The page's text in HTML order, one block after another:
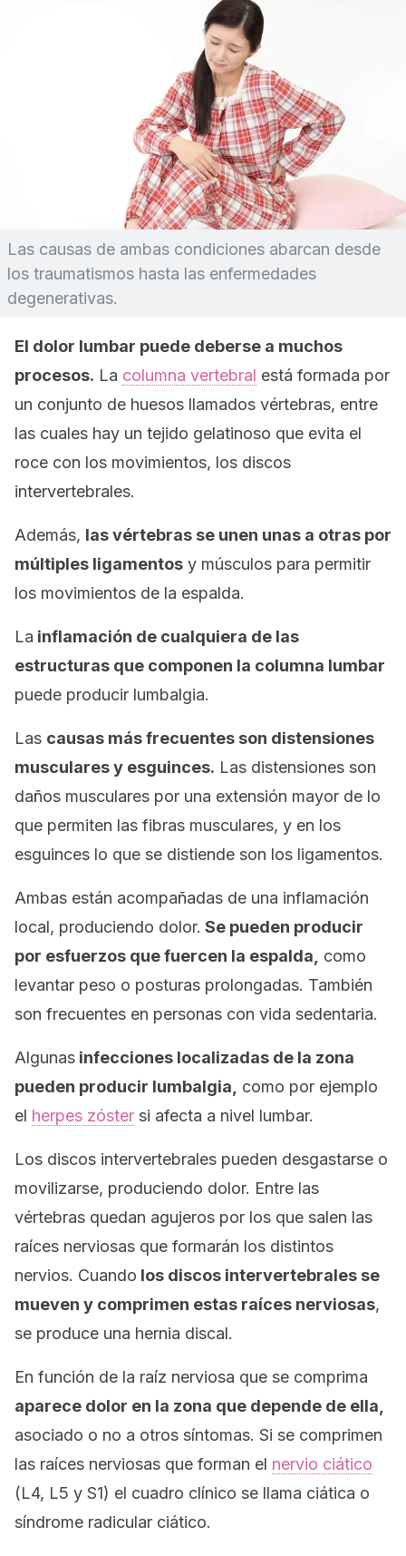
Las causas de ambas condiciones abarcan desde
los traumatismos hasta las enfermedades
degenerativas.
El dolor lumbar puede deberse a muchos
procesos. La columna vertebral está formada por
un conjunto de huesos llamados vértebras, entre
las cuales hay un tejido gelatinoso que evita el
roce con los movimientos, los discos
intervertebrales.
Además, las vértebras se unen unas a otras por
múltiples ligamentos y músculos para permitir
los movimientos de la espalda.
La inflamación de cualquiera de las
estructuras que componen la columna lumbar
puede producir lumbalgia.
Las causas más frecuentes son distensiones
musculares y esguinces. Las distensiones son
daños musculares por una extensión mayor de lo
que permiten las fibras musculares, y en los
esguinces lo que se distiende son los ligamentos.
Ambas están acompañadas de una inflamación
local, produciendo dolor. Se pueden producir
por esfuerzos que fuercen la espalda,
como
levantar peso o posturas prolongadas. También
son frecuentes en personas con vida sedentaria.
Algunas infecciones localizadas de la zona
pueden producir lumbalgia,
como por ejemplo
el herpes zóster si afecta a nivel lumbar.
Los discos intervertebrales pueden desgastarse o
movilizarse, produciendo dolor. Entre las
vértebras quedan agujeros por los que salen las
raíces nerviosas que formarán los distintos
nervios. Cuando los discos intervertebrales se
mueven y comprimen estas raíces nerviosas,
se produce una hernia discal.
En función de la raíz nerviosa que se comprima
aparece dolor en la zona que depende de ella,
asociado o no a otros síntomas. Si se comprimen
las raíces nerviosas que forman el nervio ciático
(L4, L5 y S1) el cuadro clínico se llama ciática o
síndrome radicular ciático.